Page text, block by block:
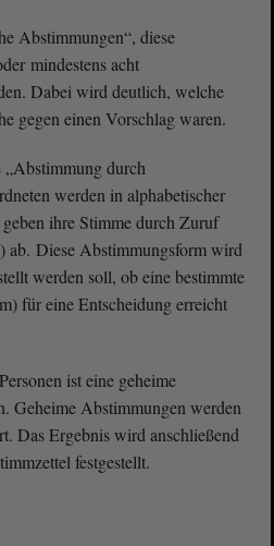
Abstimmungen“, diese
mindestens acht
Dabei wird deutlich, welche
gegen einen Vorschlag waren.
durch
werden in alphabetischer
ihre Stimme durch Zuruf
ab. Diese Abstimmungsform wird
werden soll, ob eine bestimmte
für eine Entscheidung erreicht
ist eine geheime
Geheime Abstimmungen werden
Das Ergebnis wird anschließend
festgestellt.